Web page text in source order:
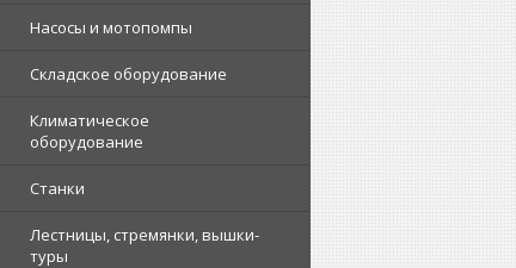
Насосы и мотопомпы
Складское оборудование
Климатическое
оборудование
Станки
Лестницы, стремянки, вышки-
туры